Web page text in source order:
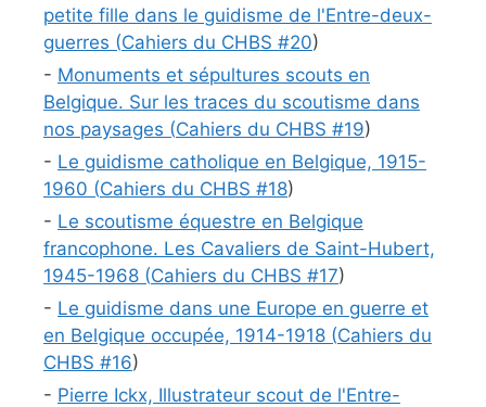
petite fille dans le guidisme de l'Entre-deux-
guerres (Cahiers du CHBS #20)
- Monuments et sépultures scouts en
Belgique. Sur les traces du scoutisme dans
nos paysages (Cahiers du CHBS #19)
- Le guidisme catholique en Belgique, 1915-
1960 (Cahiers du CHBS #18)
- Le scoutisme équestre en Belgique
francophone. Les Cavaliers de Saint-Hubert,
1945-1968 (Cahiers du CHBS #17)
- Le guidisme dans une Europe en guerre et
en Belgique occupée, 1914-1918 (Cahiers du
CHBS #16)
- Pierre Ickx, Illustrateur scout de l'Entre-